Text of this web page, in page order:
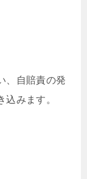
、自賠責の発
みます。